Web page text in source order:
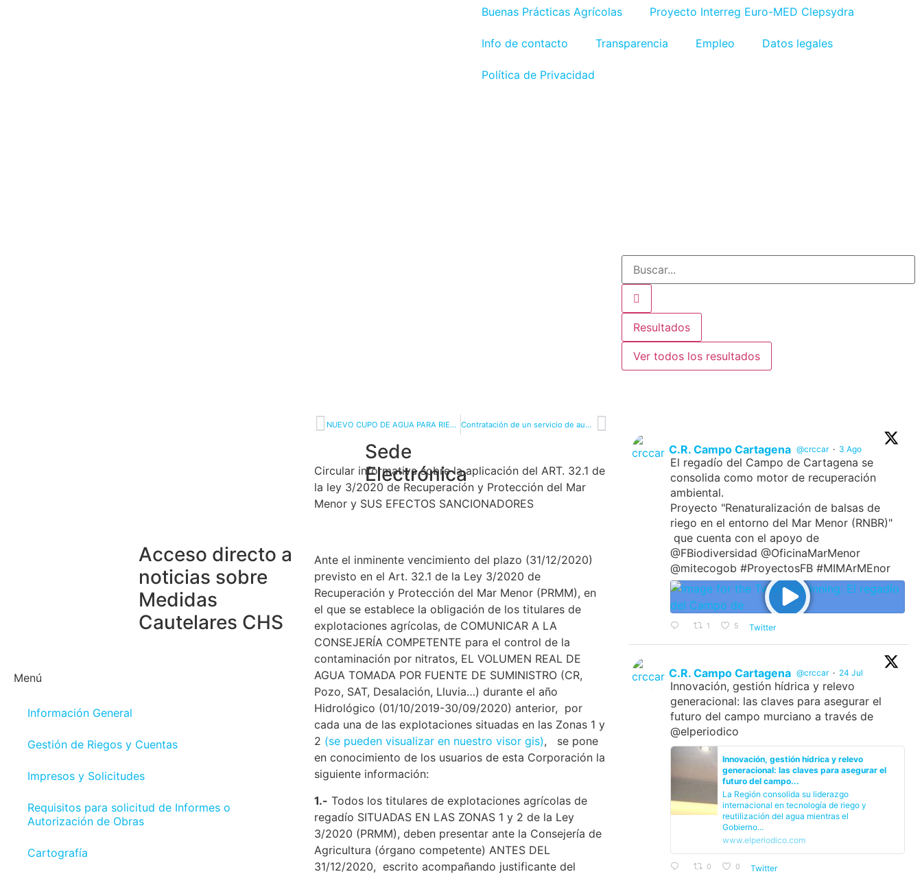
Buenas Prácticas Agrícolas Proyecto Interreg Euro-MED Clepsydra
Info de contacto Transparencia Empleo Datos legales
Política de Privacidad
Resultados
Ver todos los resultados
Sede
Electrónica
Acceso directo a
noticias sobre
Medidas
Cautelares CHS
Menú
Información General
Gestión de Riegos y Cuentas
Impresos y Solicitudes
Requisitos para solicitud de Informes o
Autorización de Obras
Cartografía
NUEVO CUPO DE AGUA PARA RIEGO (11-12-20) Contratación de un servicio de auditoria – control de primer nivel para la ejecución del proyecto “AQUIFER”
Circular informativa sobre la aplicación del ART. 32.1 de
la ley 3/2020 de Recuperación y Protección del Mar
Menor y SUS EFECTOS SANCIONADORES
Ante el inminente vencimiento del plazo (31/12/2020)
previsto en el Art. 32.1 de la Ley 3/2020 de
Recuperación y Protección del Mar Menor (PRMM), en
el que se establece la obligación de los titulares de
explotaciones agrícolas, de COMUNICAR A LA
CONSEJERÍA COMPETENTE para el control de la
contaminación por nitratos, EL VOLUMEN REAL DE
AGUA TOMADA POR FUENTE DE SUMINISTRO (CR,
Pozo, SAT, Desalación, Lluvia…) durante el año
Hidrológico (01/10/2019-30/09/2020) anterior, por
cada una de las explotaciones situadas en las Zonas 1 y
2 (se pueden visualizar en nuestro visor gis), se pone
en conocimiento de los usuarios de esta Corporación la
siguiente información:
1.- Todos los titulares de explotaciones agrícolas de
regadío SITUADAS EN LAS ZONAS 1 y 2 de la Ley
3/2020 (PRMM), deben presentar ante la Consejería de
Agricultura (órgano competente) ANTES DEL
31/12/2020, escrito acompañando justificante del
C.R. Campo Cartagena @crccar · 3 Ago
El regadío del Campo de Cartagena se
consolida como motor de recuperación
ambiental.
Proyecto "Renaturalización de balsas de
riego en el entorno del Mar Menor (RNBR)"
que cuenta con el apoyo de
@FBiodiversidad @OficinaMarMenor
@mitecogob #ProyectosFB #MIMArMEnor
1 5 Twitter
C.R. Campo Cartagena @crccar · 24 Jul
Innovación, gestión hídrica y relevo
generacional: las claves para asegurar el
futuro del campo murciano a través de
@elperiodico
Innovación, gestión hídrica y relevo
generacional: las claves para asegurar el
futuro del campo...
La Región consolida su liderazgo
internacional en tecnología de riego y
reutilización del agua mientras el
Gobierno...
www.elperiodico.com
0 0 Twitter